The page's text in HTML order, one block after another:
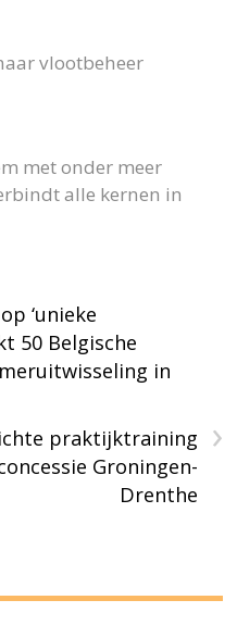
vlootbeheer
met onder meer
alle kernen in
‘unieke
50 Belgische
in
›
praktijktraining
Groningen-
Drenthe